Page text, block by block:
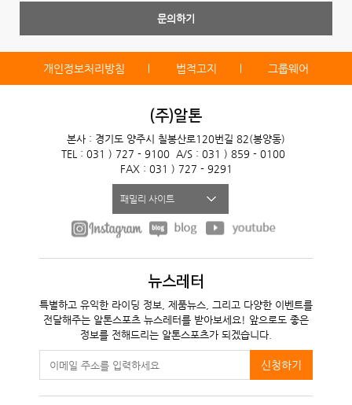
개인정보처리방침 법적고지 그룹웨어
(주)알톤
본사 : 경기도 양주시 칠봉산로120번길 82(봉양동)
TEL : 031 ) 727 - 9100 A/S : 031 ) 859 - 0100
FAX : 031 ) 727 - 9291
패밀리 사이트
뉴스레터
특별하고 유익한 라이딩 정보, 제품뉴스, 그리고 다양한 이벤트를
전달해주는 알톤스포츠 뉴스레터를 받아보세요! 앞으로도 좋은
정보를 전해드리는 알톤스포츠가 되겠습니다.
신청하기